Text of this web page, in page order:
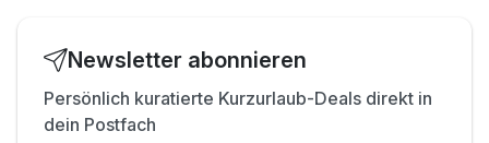
Newsletter abonnieren
Persönlich kuratierte Kurzurlaub-Deals direkt in
dein Postfach